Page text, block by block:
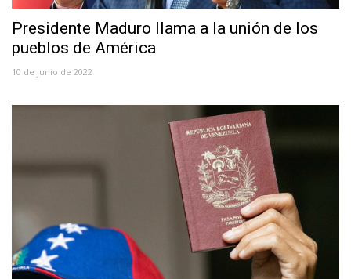
Presidente Maduro llama a la unión de los
pueblos de América
10 de junio de 2022